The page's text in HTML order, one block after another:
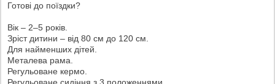
Готові до поїздки?
Вік – 2–5 років.
Зріст дитини – від 80 см до 120 см.
Для найменших дітей.
Металева рама.
Регульоване кермо.